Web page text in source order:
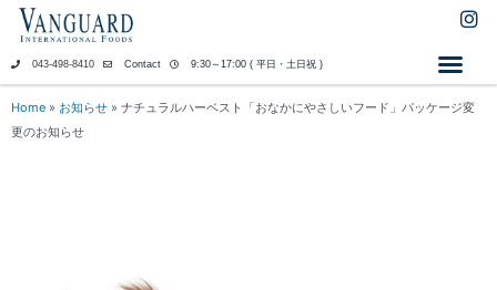
ス
キ
ッ
I
a
g
043-498-8410 Contact 9:30～17:00 ( 平日・土日祝 )
Home » お知らせ » ナチュラルハーベスト「おなかにやさしいフード」パッケージ変
更のお知らせ